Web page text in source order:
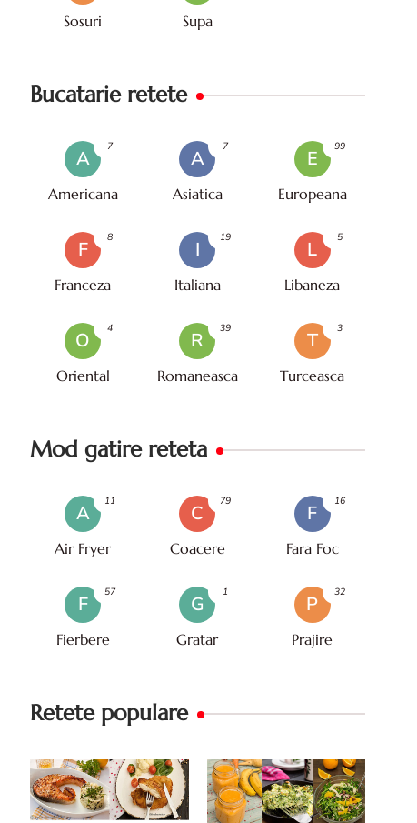
Sosuri Supa
Bucatarie retete
A
Americana
7
A
Asiatica
7
E
Europeana
99
F
Franceza
8
I
Italiana
19
L
Libaneza
5
O
Oriental
4
R
Romaneasca
39
T
Turceasca
3
Mod gatire reteta
A
Air Fryer
11
C
Coacere
79
F
Fara Foc
16
F
Fierbere
57
G
Gratar
1
P
Prajire
32
Retete populare